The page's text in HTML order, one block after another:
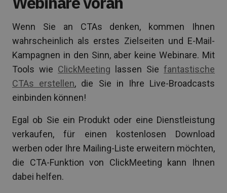
Wenn Sie an CTAs denken, kommen Ihnen
wahrscheinlich als erstes Zielseiten und E-Mail-
Kampagnen in den Sinn, aber keine Webinare. Mit
Tools wie ClickMeeting lassen Sie fantastische
CTAs erstellen, die Sie in Ihre Live-Broadcasts
einbinden können!
Egal ob Sie ein Produkt oder eine Dienstleistung
verkaufen, für einen kostenlosen Download
werben oder Ihre Mailing-Liste erweitern möchten,
die CTA-Funktion von ClickMeeting kann Ihnen
dabei helfen.